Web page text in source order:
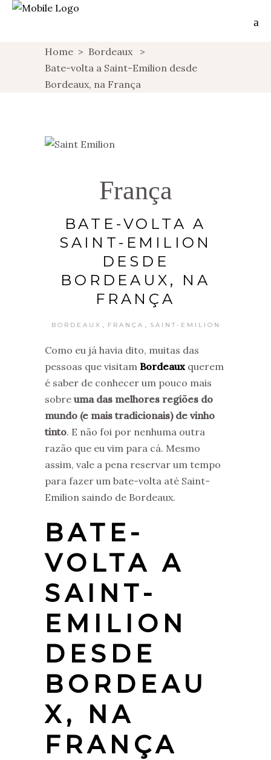
Home > Bordeaux
>
Bate-volta a Saint-Emilion desde
Bordeaux, na França
França
BATE-VOLTA A
SAINT-EMILION
DESDE
BORDEAUX, NA
FRANÇA
BORDEAUX FRANÇA SAINT-EMILION
Como eu já havia dito, muitas das
pessoas que visitam Bordeaux querem
é saber de conhecer um pouco mais
sobre uma das melhores regiões do
mundo (e mais tradicionais) de vinho
tinto. E não foi por nenhuma outra
razão que eu vim para cá. Mesmo
assim, vale a pena reservar um tempo
para fazer um bate-volta até Saint-
Emilion saindo de Bordeaux.
BATE-
VOLTA A
SAINT-
EMILION
DESDE
BORDEAU
X, NA
FRANÇA